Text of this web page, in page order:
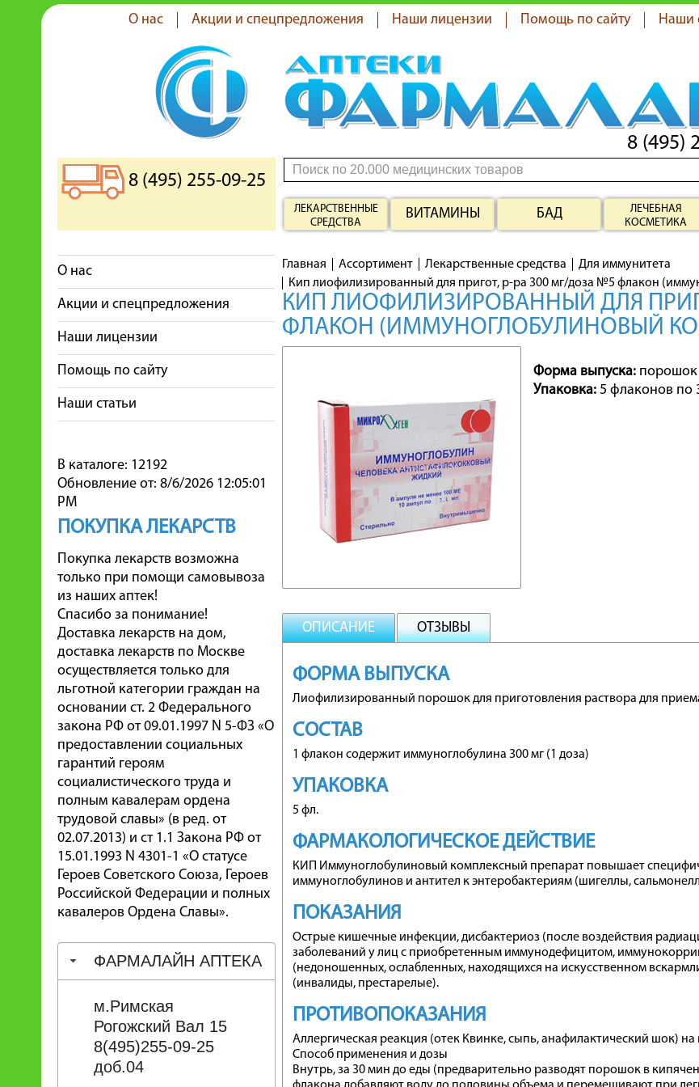
О нас Акции и спецпредложения Наши лицензии Помощь по сайту Наши
8 (495)
8 (495) 255-09-25
ЛЕКАРСТВЕННЫЕ
СРЕДСТВА
ВИТАМИНЫ БАД
ЛЕЧЕБНАЯ
КОСМЕТИКА
О нас
Акции и спецпредложения
Наши лицензии
Помощь по сайту
Наши статьи
В каталоге: 12192
Обновление от: 8/6/2026 12:05:01
PM
ПОКУПКА ЛЕКАРСТВ
Покупка лекарств возможна
только при помощи самовывоза
из наших аптек!
Спасибо за понимание!
Доставка лекарств на дом,
доставка лекарств по Москве
осуществляется только для
льготной категории граждан на
основании ст. 2 Федерального
закона РФ от 09.01.1997 N 5-ФЗ «О
предоставлении социальных
гарантий героям
социалистического труда и
полным кавалерам ордена
трудовой славы» (в ред. от
02.07.2013) и ст 1.1 Закона РФ от
15.01.1993 N 4301-1 «О статусе
Героев Советского Союза, Героев
Российской Федерации и полных
кавалеров Ордена Славы».
ФАРМАЛАЙН АПТЕКА
м.Римская
Рогожский Вал 15
8(495)255-09-25
доб.04
Главная Ассортимент Лекарственные средства
Для иммунитета
Кип лиофилизированный для пригот, р-ра 300 мг/доза №5 флакон
КИП ЛИОФИЛИЗИРОВАННЫЙ ДЛЯ
ФЛАКОН (ИММУНОГЛОБУЛИНОВЫЙ
Форма выпуска: порошок
Упаковка: 5 флаконов по
ОПИСАНИЕ ОТЗЫВЫ
ФОРМА ВЫПУСКА
Лиофилизированный порошок для приготовления раствора для
СОСТАВ
1 флакон содержит иммуноглобулина 300 мг (1 доза)
УПАКОВКА
5 фл.
ФАРМАКОЛОГИЧЕСКОЕ ДЕЙСТВИЕ
КИП Иммуноглобулиновый комплексный препарат повышает
иммуноглобулинов и антител к энтеробактериям (шигеллы,
ПОКАЗАНИЯ
Острые кишечные инфекции, дисбактериоз (после воздействия
заболеваний у лиц с приобретенным иммунодефицитом,
(недоношенных, ослабленных, находящихся на искусственном
(инвалиды, престарелые).
ПРОТИВОПОКАЗАНИЯ
Аллергическая реакция (отек Квинке, сыпь, анафилактический шок)
Способ применения и дозы
Внутрь, за 30 мин до еды (предварительно разводят порошок в